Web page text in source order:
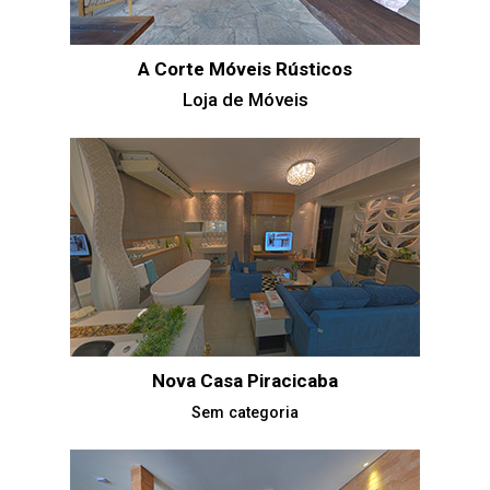
A Corte Móveis Rústicos
Loja de Móveis
Nova Casa Piracicaba
Sem categoria